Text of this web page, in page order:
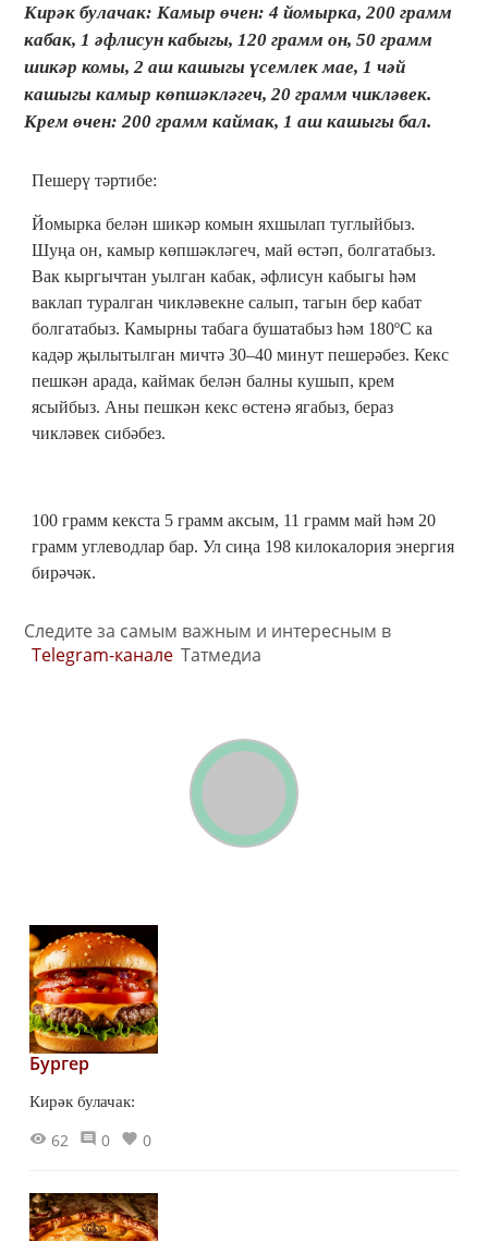
Кирәк булачак: Камыр өчен: 4 йомырка, 200 грамм
кабак, 1 әфлисун кабыгы, 120 грамм он, 50 грамм
шикәр комы, 2 аш кашыгы үсемлек мае, 1 чәй
кашыгы камыр көпшәкләгеч, 20 грамм чикләвек.
Крем өчен: 200 грамм каймак, 1 аш кашыгы бал.
Пешерү тәртибе:
Йомырка белән шикәр комын яхшылап туглыйбыз.
Шуңа он, камыр көпшәкләгеч, май өстәп, болгатабыз.
Вак кыргычтан уылган кабак, әфлисун кабыгы һәм
ваклап туралган чикләвекне салып, тагын бер кабат
болгатабыз. Камырны табага бушатабыз һәм 180ºС ка
кадәр җылытылган мичтә 30–40 минут пешерәбез. Кекс
пешкән арада, каймак белән балны кушып, крем
ясыйбыз. Аны пешкән кекс өстенә ягабыз, бераз
чикләвек сибәбез.
100 грамм кекста 5 грамм аксым, 11 грамм май һәм 20
грамм углеводлар бар. Ул сиңа 198 килокалория энергия
бирәчәк.
Следите за самым важным и интересным в
Telegram-канале Татмедиа
Бургер
Кирәк булачак:
62 0 0